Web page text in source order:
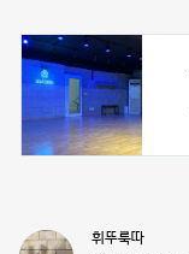
휘뚜룩따